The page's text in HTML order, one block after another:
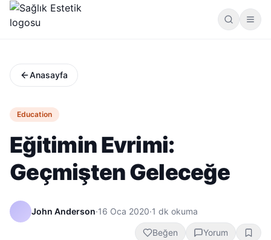
Anasayfa
Education
Eğitimin Evrimi:
Geçmişten Geleceğe
John Anderson·16 Oca 2020·1 dk okuma
Beğen Yorum